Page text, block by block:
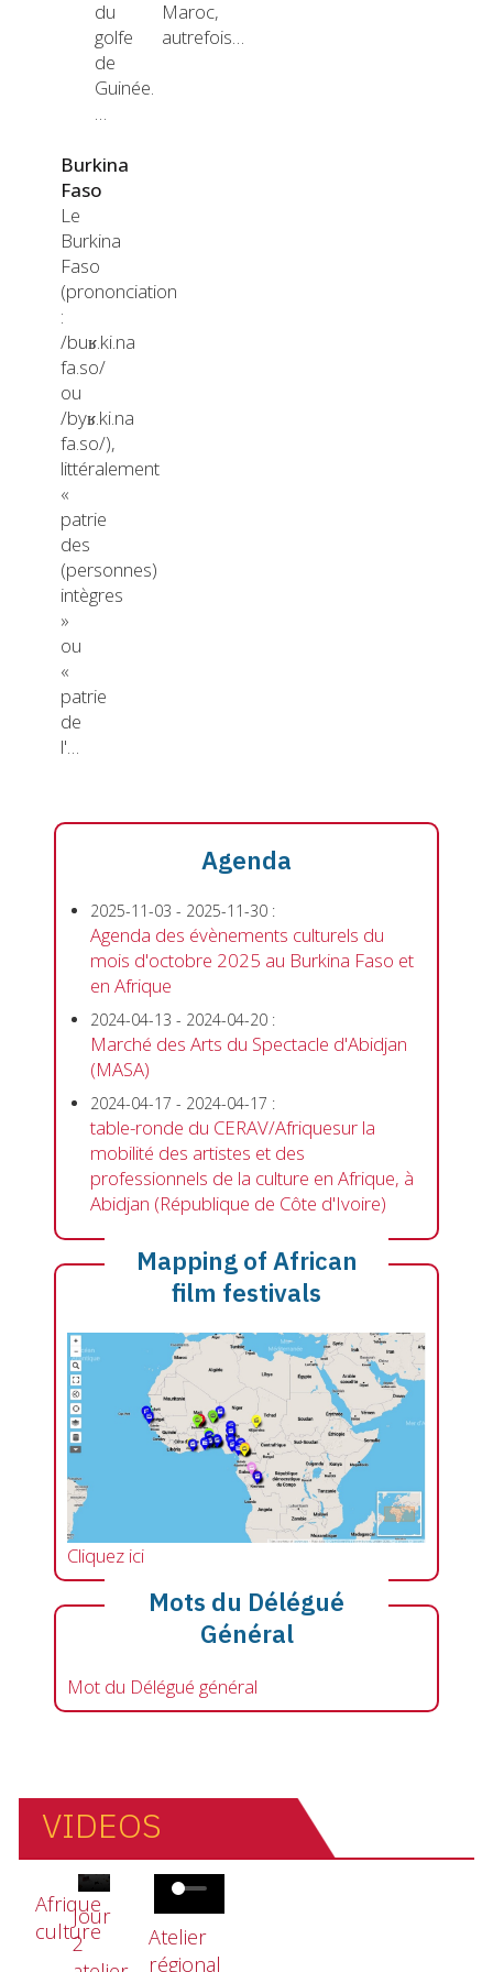
du
golfe
de
Guinée.
…
Maroc,
autrefois…
Burkina
Faso
Le
Burkina
Faso
(prononciation
:
/buʁ.ki.na
fa.so/
ou
/byʁ.ki.na
fa.so/),
littéralement
«
patrie
des
(personnes)
intègres
»
ou
«
patrie
de
l'…
Agenda
2025-11-03 - 2025-11-30 :
Agenda des évènements culturels du
mois d'octobre 2025 au Burkina Faso et
en Afrique
2024-04-13 - 2024-04-20 :
Marché des Arts du Spectacle d'Abidjan
(MASA)
2024-04-17 - 2024-04-17 :
table-ronde du CERAV/Afriquesur la
mobilité des artistes et des
professionnels de la culture en Afrique, à
Abidjan (République de Côte d'Ivoire)
Mapping of African
film festivals
Cliquez ici
Mots du Délégué
Général
Mot du Délégué général
VIDEOS
Fichier vidéo
Afrique
culture
Fichier vidéo
Jour
2
Fichier vidéo
Atelier
régional